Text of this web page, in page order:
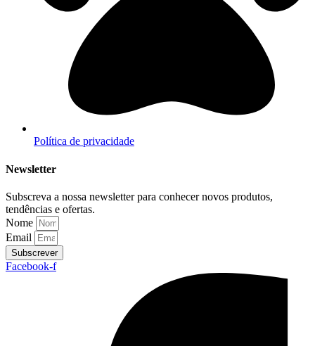
Política de privacidade
Newsletter
Subscreva a nossa newsletter para conhecer novos produtos,
tendências e ofertas.
Nome
Email
Subscrever
Facebook-f